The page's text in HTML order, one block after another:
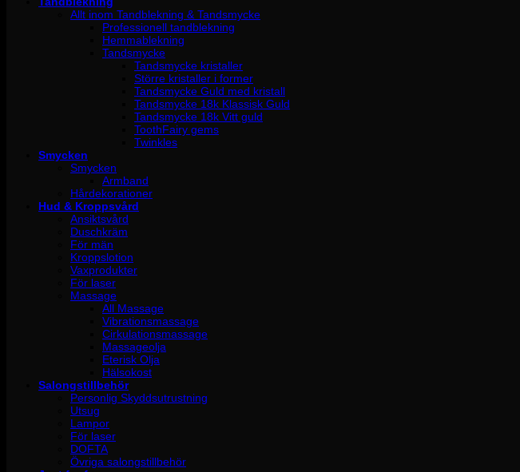
Allt inom Tandblekning & Tandsmycke
Professionell tandblekning
Hemmablekning
Tandsmycke
Tandsmycke kristaller
Större kristaller i former
Tandsmycke Guld med kristall
Tandsmycke 18k Klassisk Guld
Tandsmycke 18k Vitt guld
ToothFairy gems
Twinkles
Smycken
Smycken
Armband
Hårdekorationer
Hud & Kroppsvård
Ansiktsvård
Duschkräm
För män
Kroppslotion
Vaxprodukter
För laser
Massage
All Massage
Vibrationsmassage
Cirkulationsmassage
Massageolja
Eterisk Olja
Hälsokost
Salongstillbehör
Personlig Skyddsutrustning
Utsug
Lampor
För laser
DOFTA
Övriga salongstillbehör